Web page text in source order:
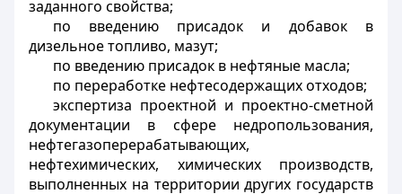
заданного свойства;
по введению присадок и добавок в
дизельное топливо, мазут;
по введению присадок в нефтяные масла;
по переработке нефтесодержащих отходов;
экспертиза проектной и проектно-сметной
документации в сфере недропользования,
нефтегазоперерабатывающих,
нефтехимических, химических производств,
выполненных на территории других государств